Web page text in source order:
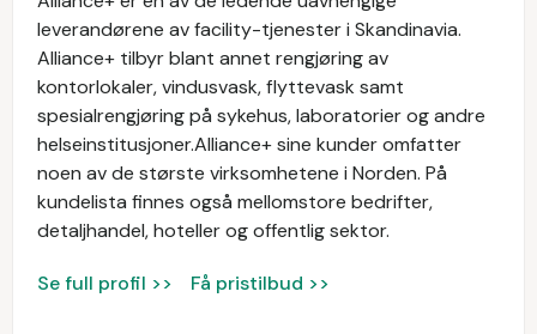
leverandørene av facility-tjenester i Skandinavia.
Alliance+ tilbyr blant annet rengjøring av
kontorlokaler, vindusvask, flyttevask samt
spesialrengjøring på sykehus, laboratorier og andre
helseinstitusjoner.Alliance+ sine kunder omfatter
noen av de største virksomhetene i Norden. På
kundelista finnes også mellomstore bedrifter,
detaljhandel, hoteller og offentlig sektor.
Se full profil >> Få pristilbud >>